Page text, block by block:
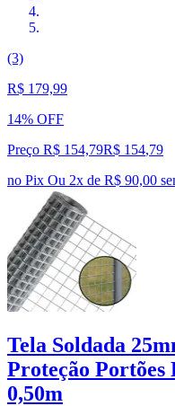
(3)
R$ 179,99
14% OFF
Preço R$ 154,79R$ 154,79
no Pix Ou 2x de R$ 90,00
Tela Soldada
Proteção Portões
0,50m